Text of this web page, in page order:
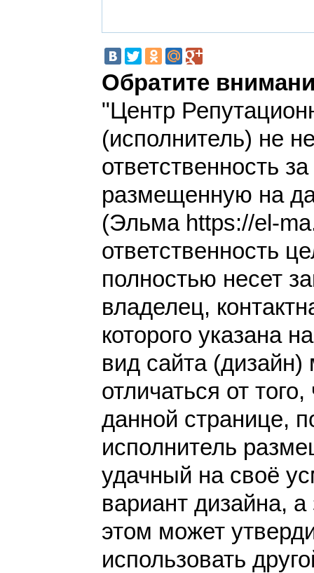
Обратите
"Центр
(исполнитель) не
ответственность
размещенную на
(Эльма https://el-
ответственность
полностью несет
владелец,
которого указана
вид сайта (дизайн)
отличаться от
данной странице,
исполнитель
удачный на своё
вариант дизайна, а
этом может
использовать